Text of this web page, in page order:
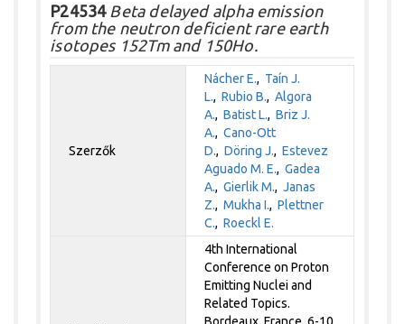
P24534Beta delayed alpha emission
from the neutron deficient rare earth
isotopes 152Tm and 150Ho.
Szerzők
Nácher E., Taín J.
L.,Rubio B.,Algora
A.,Batist L.,Briz J.
A.,Cano-Ott
D.,Döring J.,Estevez
Aguado M. E.,Gadea
A.,Gierlik M.,Janas
Z.,Mukha I.,Plettner
C.,Roeckl E.
4th International
Conference on Proton
Emitting Nuclei and
Related Topics.
Bordeaux, France, 6-10